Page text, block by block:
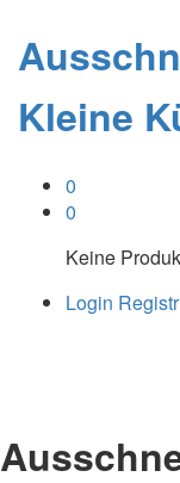
Kleine
0
0
Keine
Login